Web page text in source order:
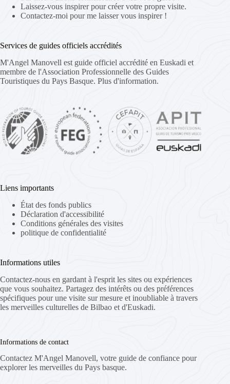
Laissez-vous inspirer pour créer votre propre visite.
Contactez-moi pour me laisser vous inspirer !
Services de guides officiels accrédités
M'Angel Manovell est guide officiel accrédité en Euskadi et
membre de l'Association Professionnelle des Guides
Touristiques du Pays Basque. Plus d'information.
Liens importants
État des fonds publics
Déclaration d'accessibilité
Conditions générales des visites
politique de confidentialité
Informations utiles
Contactez-nous en gardant à l'esprit les sites ou expériences
que vous souhaitez. Partagez des intérêts ou des préférences
spécifiques pour une visite sur mesure et inoubliable à travers
les merveilles culturelles de Bilbao et d'Euskadi.
Informations de contact
Contactez M'Angel Manovell, votre guide de confiance pour
explorer les merveilles du Pays basque.